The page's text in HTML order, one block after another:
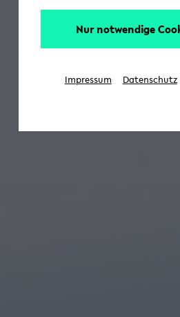
Nur notwendige
Impressum Datenschutz